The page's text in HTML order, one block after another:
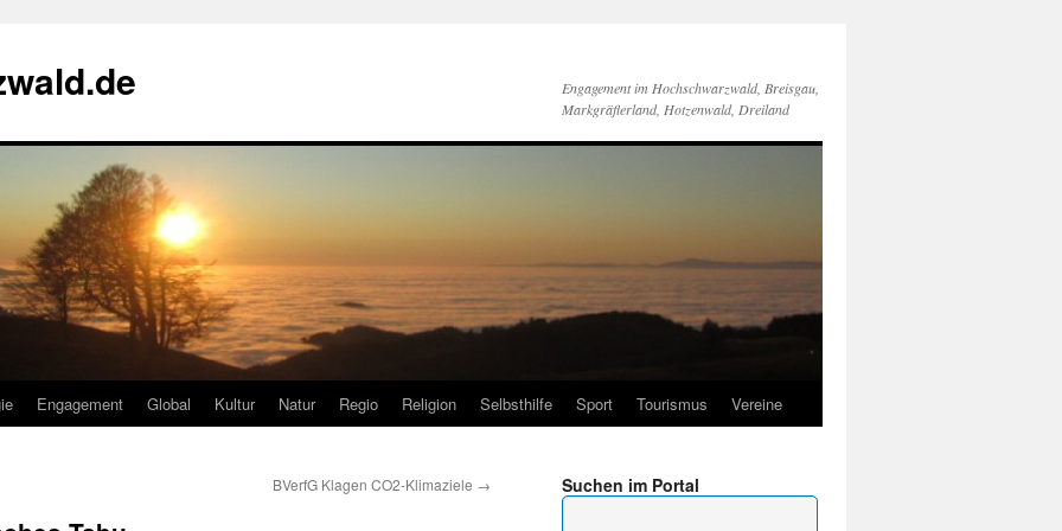
Engagement im Hochschwarzwald, Breisgau,
Markgräflerland, Hotzenwald, Dreiland
Engagement Global Kultur Natur Regio Religion Selbsthilfe Sport Tourismus Vereine
BVerfG Klagen CO2-Klimaziele → Suchen im Portal